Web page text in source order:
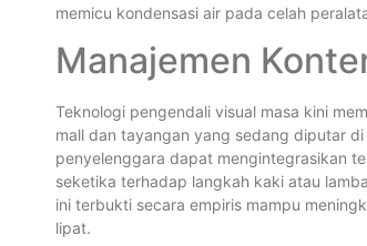
memicu kondensasi air pada celah
Manajemen
Teknologi pengendali visual masa kini
mall dan tayangan yang sedang diputar
penyelenggara dapat mengintegrasikan
seketika terhadap langkah kaki atau
ini terbukti secara empiris mampu
lipat.